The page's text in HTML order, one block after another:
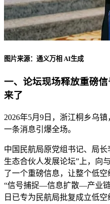
图片来源：通义万相 AI生成
一、论坛现场释放重磅
来了
2026年5月9日，浙江桐乡乌
一条消息引爆全场。
中国民航局原党组书记、局长
生态合伙人发展论坛”上，向
了一个重磅信息，让整个低
“信号捕捉—信息扩散—产业
日已专为民航局批复成立低